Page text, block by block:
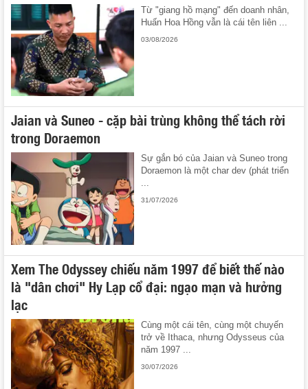
Từ "giang hồ mạng" đến doanh nhân,
Huấn Hoa Hồng vẫn là cái tên liên ...
03/08/2026
Jaian và Suneo - cặp bài trùng không thể tách rời
trong Doraemon
Sự gắn bó của Jaian và Suneo trong
Doraemon là một char dev (phát triển
...
31/07/2026
Xem The Odyssey chiếu năm 1997 để biết thế nào
là "dân chơi" Hy Lạp cổ đại: ngạo mạn và hưởng
lạc
Cùng một cái tên, cùng một chuyến
trở về Ithaca, nhưng Odysseus của
năm 1997 ...
30/07/2026